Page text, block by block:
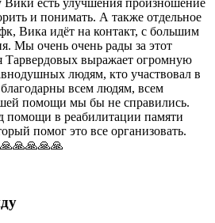
и понимать. А также отдельное
Вика идёт на контакт, с большим​
Мы очень очень рады за этот
Тарвердовых выражает огромную
людям, кто участвовал в
всем людям, всем
помощи​ мы бы не справились.
помощи в реабилитации памяти
помог это все организовать.